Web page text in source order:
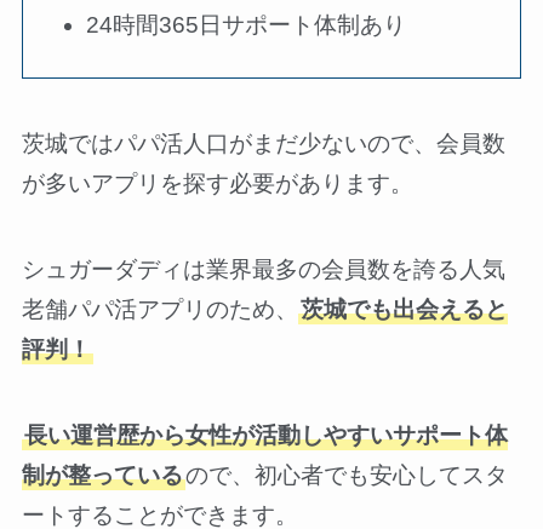
24時間365日サポート体制あり
茨城ではパパ活人口がまだ少ないので、会員数
が多いアプリを探す必要があります。
シュガーダディは業界最多の会員数を誇る人気
老舗パパ活アプリのため、 茨城でも出会えると
評判！
長い運営歴から女性が活動しやすいサポート体
制が整っているので、初心者でも安心してスタ
ートすることができます。